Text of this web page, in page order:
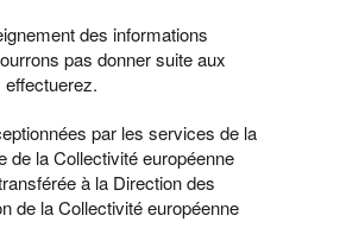
des informations
pas donner suite aux
par les services de la
de la Collectivité européenne
à la Direction des
de la Collectivité européenne